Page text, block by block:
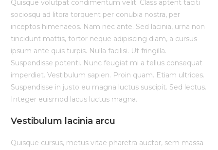
Quisque volutpat condimentum velit. Class aptent taciti
sociosqu ad litora torquent per conubia nostra, per
inceptos himenaeos. Nam nec ante. Sed lacinia, urna non
tincidunt mattis, tortor neque adipiscing diam, a cursus
ipsum ante quis turpis. Nulla facilisi. Ut fringilla.
Suspendisse potenti. Nunc feugiat mi a tellus consequat
imperdiet. Vestibulum sapien. Proin quam. Etiam ultrices.
Suspendisse in justo eu magna luctus suscipit. Sed lectus.
Integer euismod lacus luctus magna.
Vestibulum lacinia arcu
Quisque cursus, metus vitae pharetra auctor, sem massa